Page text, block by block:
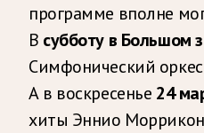
программе вполне
В субботу в Большом
Симфонический
А в воскресенье 24
хиты Эннио